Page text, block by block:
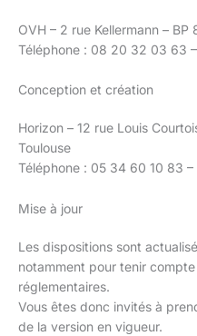
OVH – 2 rue Kellermann –
Téléphone : 08 20 32 03 63
Conception et création
Horizon – 12 rue Louis
Toulouse
Téléphone : 05 34 60 10 83
Mise à jour
Les dispositions sont
notamment pour tenir
réglementaires.
Vous êtes donc invités à
de la version en vigueur.